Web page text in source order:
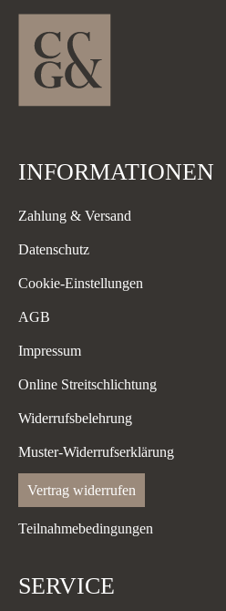
INFORMATIONEN
Zahlung & Versand
Datenschutz
Cookie-Einstellungen
AGB
Impressum
Online Streitschlichtung
Widerrufsbelehrung
Muster-Widerrufserklärung
Vertrag widerrufen
Teilnahmebedingungen
SERVICE